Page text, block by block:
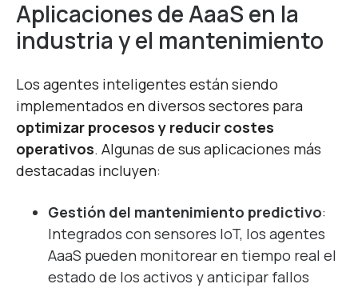
Aplicaciones de AaaS en la
industria y el mantenimiento
Los agentes inteligentes están siendo
implementados en diversos sectores para
optimizar procesos y reducir costes
operativos. Algunas de sus aplicaciones más
destacadas incluyen:
Gestión del mantenimiento predictivo:
Integrados con sensores IoT, los agentes
AaaS pueden monitorear en tiempo real el
estado de los activos y anticipar fallos